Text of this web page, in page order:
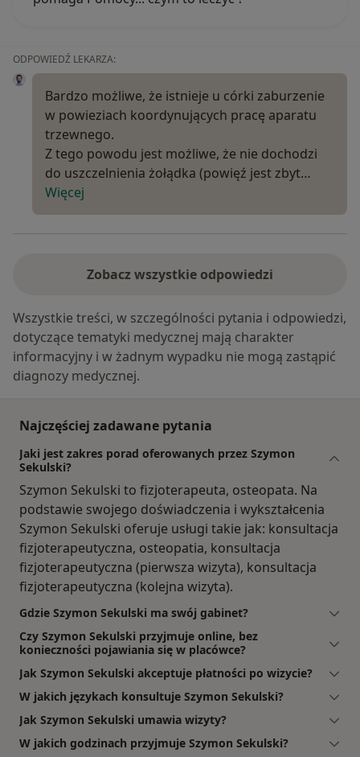
ODPOWIEDŹ LEKARZA:
Bardzo możliwe, że istnieje u córki zaburzenie
w powieziach koordynujących pracę aparatu
trzewnego.
Z tego powodu jest możliwe, że nie dochodzi
do uszczelnienia żołądka (powięź jest zbyt…
Więcej
Zobacz wszystkie odpowiedzi
Wszystkie treści, w szczególności pytania i odpowiedzi,
dotyczące tematyki medycznej mają charakter
informacyjny i w żadnym wypadku nie mogą zastąpić
diagnozy medycznej.
Najczęściej zadawane pytania
Jaki jest zakres porad oferowanych przez Szymon
Sekulski?
Szymon Sekulski to fizjoterapeuta, osteopata. Na
podstawie swojego doświadczenia i wykształcenia
Szymon Sekulski oferuje usługi takie jak: konsultacja
fizjoterapeutyczna, osteopatia, konsultacja
fizjoterapeutyczna (pierwsza wizyta), konsultacja
fizjoterapeutyczna (kolejna wizyta).
Gdzie Szymon Sekulski ma swój gabinet?
Czy Szymon Sekulski przyjmuje online, bez
konieczności pojawiania się w placówce?
Jak Szymon Sekulski akceptuje płatności po wizycie?
W jakich językach konsultuje Szymon Sekulski?
Jak Szymon Sekulski umawia wizyty?
W jakich godzinach przyjmuje Szymon Sekulski?